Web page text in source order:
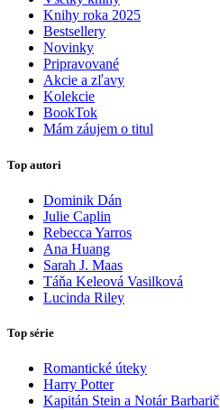
Knihy roka 2025
Bestsellery
Novinky
Pripravované
Akcie a zľavy
Kolekcie
BookTok
Mám záujem o titul
Top autori
Dominik Dán
Julie Caplin
Rebecca Yarros
Ana Huang
Sarah J. Maas
Táňa Keleová Vasilková
Lucinda Riley
Top série
Romantické úteky
Harry Potter
Kapitán Stein a Notár Barbarič